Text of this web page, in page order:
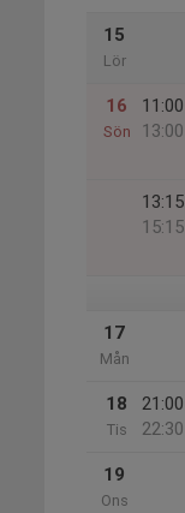
15
Lör
16
Sön
11:00
13:00
13:15
15:15
17
Mån
18
Tis
21:00
22:30
19
Ons